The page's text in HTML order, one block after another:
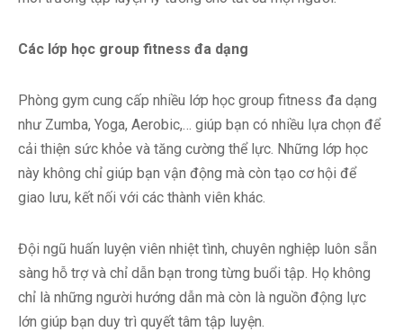
Các lớp học group fitness đa dạng
Phòng gym cung cấp nhiều lớp học group fitness đa dạng
như Zumba, Yoga, Aerobic,… giúp bạn có nhiều lựa chọn để
cải thiện sức khỏe và tăng cường thể lực. Những lớp học
này không chỉ giúp bạn vận động mà còn tạo cơ hội để
giao lưu, kết nối với các thành viên khác.
Đội ngũ huấn luyện viên nhiệt tình, chuyên nghiệp luôn sẵn
sàng hỗ trợ và chỉ dẫn bạn trong từng buổi tập. Họ không
chỉ là những người hướng dẫn mà còn là nguồn động lực
lớn giúp bạn duy trì quyết tâm tập luyện.